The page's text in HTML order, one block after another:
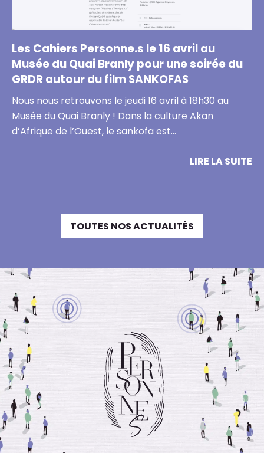
Les Cahiers Personne.s le 16 avril au
Musée du Quai Branly pour une soirée du
GRDR autour du film SANKOFAS
Nous nous retrouvons le jeudi 16 avril à 18h30 au
Musée du Quai Branly ! Dans la culture Akan
d’Afrique de l’Ouest, le sankofa est…
LIRE LA SUITE
TOUTES NOS ACTUALITÉS